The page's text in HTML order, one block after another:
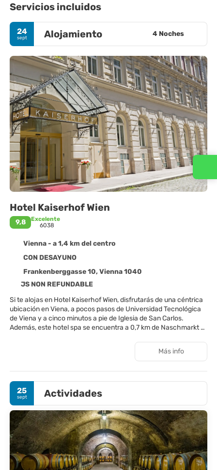
Servicios incluidos
24
sept Alojamiento 4 Noches
Hotel Kaiserhof Wien
9,8
Excelente
6038
Vienna - a 1,4 km del centro
CON DESAYUNO
Frankenberggasse 10, Vienna 1040
JS NON REFUNDABLE
Si te alojas en Hotel Kaiserhof Wien, disfrutarás de una céntrica
ubicación en Viena, a pocos pasos de Universidad Tecnológica
de Viena y a cinco minutos a pie de Iglesia de San Carlos.
Además, este hotel spa se encuentra a 0,7 km de Naschmarkt y
Para un relax sin igual, nada como una visita al spa. La diversión
gimnasio. Encontrarás además conexión a Internet wifi gratis,
servicios de conserjería y un vestíbulo con chimenea.
Te sentirás como en tu propia casa en cualquiera de las 74
habitaciones con minibar. Las camas cuentan con colchones
con una capa de acolchado adicional y sábanas de algodón
egipcio para descansar plácidamente. Se ofrece una conexión a
Internet por cable y wifi gratis. El baño privado con bañera o
ducha está provisto de artículos de higiene personal gratuitos y
secadores de pelo.
Más info
25
sept Actividades
Contacta con nosotros